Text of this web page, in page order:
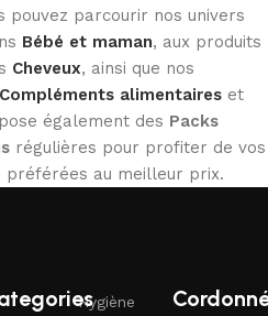
parcourir nos univers
Bébé et maman, aux produits
Cheveux, ainsi que nos
Compléments alimentaires et
également des Packs
régulières pour profiter de vos
préférées au meilleur prix.
Hygiène